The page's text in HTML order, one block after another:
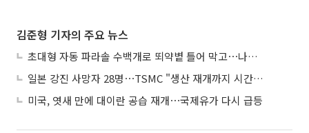
김준형 기자의 주요 뉴스
초대형 자동 파라솔 수백개로 뙤약볕 틀어 막고⋯나라별 폭염 생존법
일본 강진 사망자 28명⋯TSMC "생산 재개까지 시간 필요해"
미국, 엿새 만에 대이란 공습 재개⋯국제유가 다시 급등